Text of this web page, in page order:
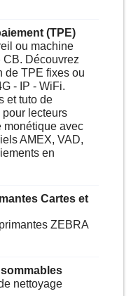
(TPE)
ou machine
CB. Découvrez
de TPE fixes ou
- IP - WiFi.
et tuto de
lecteurs
monétique avec
AMEX, VAD,
en
Cartes et
ZEBRA
nettoyage